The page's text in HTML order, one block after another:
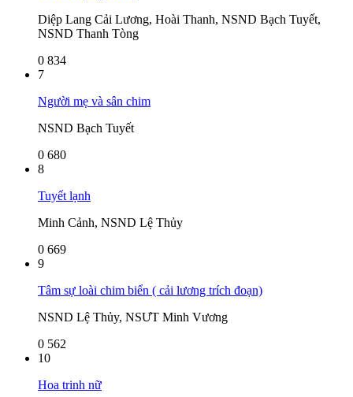
Diệp Lang Cải Lương, Hoài Thanh, NSND Bạch Tuyết,
NSND Thanh Tòng
0 834
7
Người mẹ và sân chim
NSND Bạch Tuyết
0 680
8
Tuyết lạnh
Minh Cảnh, NSND Lệ Thủy
0 669
9
Tâm sự loài chim biển ( cải lương trích đoạn)
NSND Lệ Thủy, NSƯT Minh Vương
0 562
10
Hoa trinh nữ